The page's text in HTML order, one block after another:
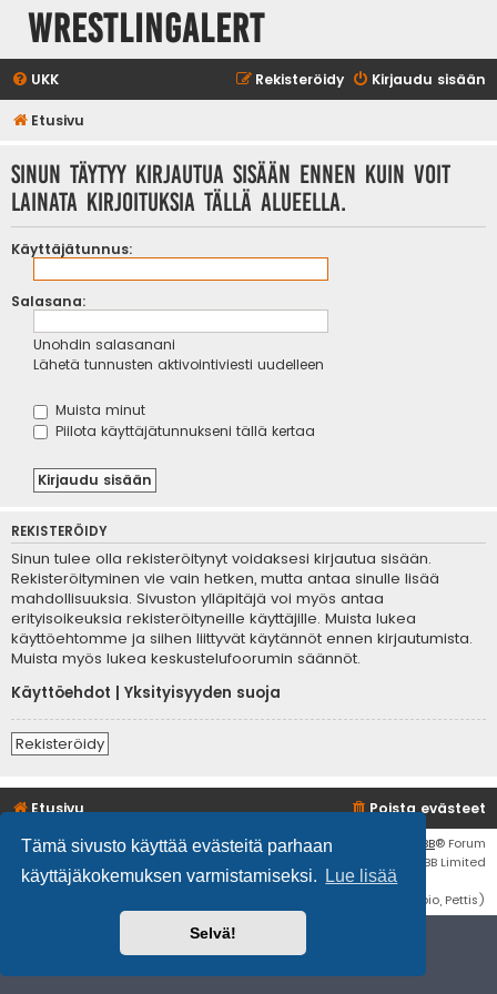
Tämä sivusto käyttää evästeitä parhaan
käyttäjäkokemuksen varmistamiseksi.
Lue lisää
Selvä!
WrestlingAlert
UKK Kirjaudu sisään
Rekisteröidy
Etusivu
Sinun täytyy kirjautua sisään ennen kuin voit
lainata kirjoituksia tällä alueella.
Käyttäjätunnus:
Salasana:
Unohdin salasanani
Lähetä tunnusten aktivointiviesti uudelleen
Muista minut
Piilota käyttäjätunnukseni tällä kertaa
REKISTERÖIDY
Sinun tulee olla rekisteröitynyt voidaksesi kirjautua sisään.
Rekisteröityminen vie vain hetken, mutta antaa sinulle lisää
mahdollisuuksia. Sivuston ylläpitäjä voi myös antaa
erityisoikeuksia rekisteröityneille käyttäjille. Muista lukea
käyttöehtomme ja siihen liittyvät käytännöt ennen kirjautumista.
Muista myös lukea keskustelufoorumin säännöt.
Käyttöehdot
Yksityisyyden suoja
Rekisteröidy
Etusivu Poista evästeet
Flat Style byIan Bradley• Keskustelufoorumin ohjelmisto phpBB® Forum
Software © phpBB Limited
Käännös: phpBB Suomi (lurttinen, harritapio, Pettis)